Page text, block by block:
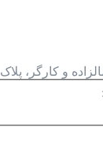
کارگر، پلاک ۳۴۶، واحد ۹